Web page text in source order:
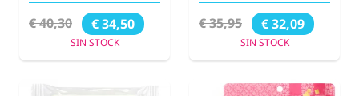
€ 40,30 € 34,50
SIN STOCK
€ 35,95 € 32,09
SIN STOCK